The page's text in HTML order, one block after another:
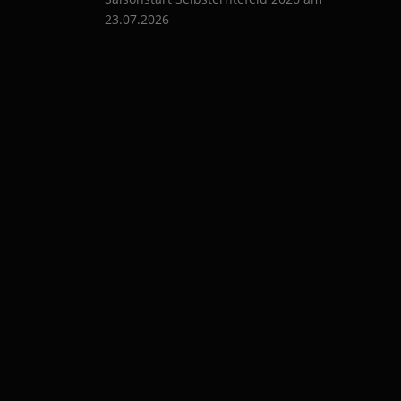
23.07.2026